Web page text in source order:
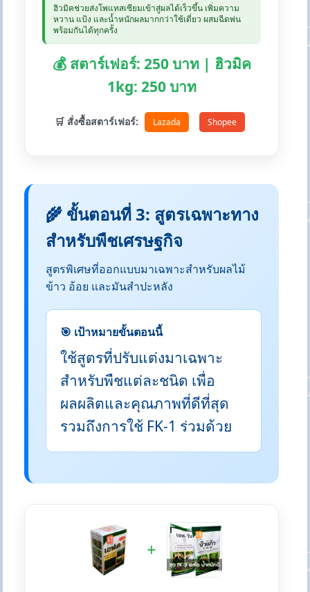
ฮิวมิคช่วยส่งโพแทสเซียมเข้าสู่ผลได้เร็วขึ้น เพิ่มความ
หวาน แป้ง และน้ำหนักผลมากกว่าใช้เดี่ยว ผสมฉีดพ่น
พร้อมกันได้ทุกครั้ง
💰 สตาร์เฟอร์: 250 บาท | ฮิวมิค
1kg: 250 บาท
🛒 สั่งซื้อสตาร์เฟอร์: Lazada Shopee
🌾 ขั้นตอนที่ 3: สูตรเฉพาะทาง
สำหรับพืชเศรษฐกิจ
สูตรพิเศษที่ออกแบบมาเฉพาะสำหรับผลไม้
ข้าว อ้อย และมันสำปะหลัง
🎯 เป้าหมายขั้นตอนนี้
ใช้สูตรที่ปรับแต่งมาเฉพาะ
สำหรับพืชแต่ละชนิด เพื่อ
ผลผลิตและคุณภาพที่ดีที่สุด
รวมถึงการใช้ FK-1 ร่วมด้วย
+